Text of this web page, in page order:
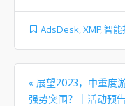
AdsDesk XMP, 智能
文章导航
« 展望2023，中重度
强势突围？｜活动预